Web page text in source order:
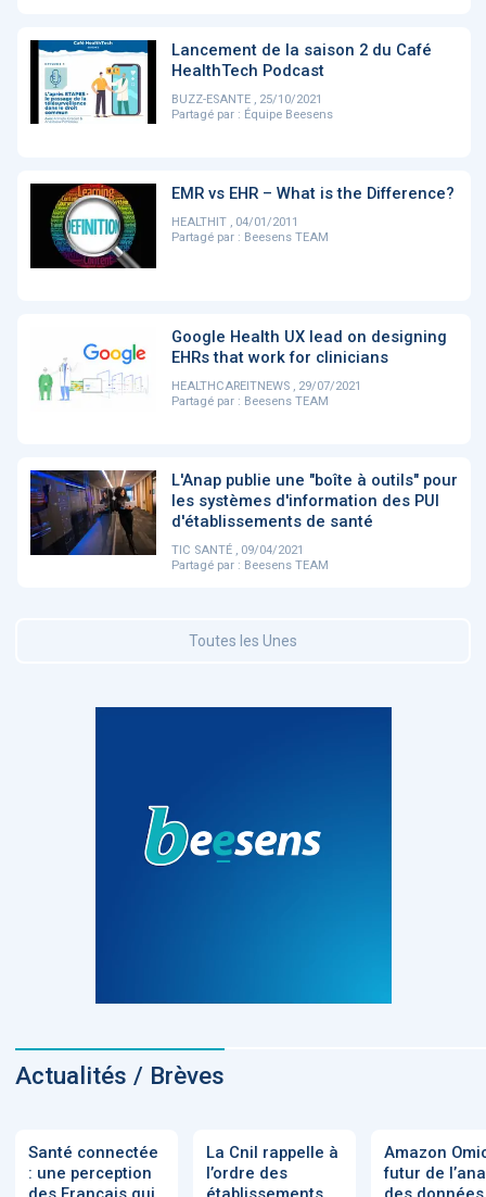
Lancement de la saison 2 du Café
HealthTech Podcast
BUZZ-ESANTE , 25/10/2021
Partagé par : Équipe Beesens
EMR vs EHR – What is the Difference?
HEALTHIT , 04/01/2011
Partagé par : Beesens TEAM
Google Health UX lead on designing
EHRs that work for clinicians
HEALTHCAREITNEWS , 29/07/2021
Partagé par : Beesens TEAM
L'Anap publie une "boîte à outils" pour
les systèmes d'information des PUI
d'établissements de santé
TIC SANTÉ , 09/04/2021
Partagé par : Beesens TEAM
Toutes les Unes
Actualités / Brèves
Santé connectée
: une perception
La Cnil rappelle à
l’ordre des
Amazon
futur de
Cancer du sein : de
nouvelles pistes pour des
"Le stéthoscope du 21ème
‹ 1
Medical
Reasoning in
Large
Language
Models
Intelligence
for
Cardiovascular
Care in Action
‹ 1 2 3 4 5 ›
MEMBRES BEESENS 52
Amélie BEAUX